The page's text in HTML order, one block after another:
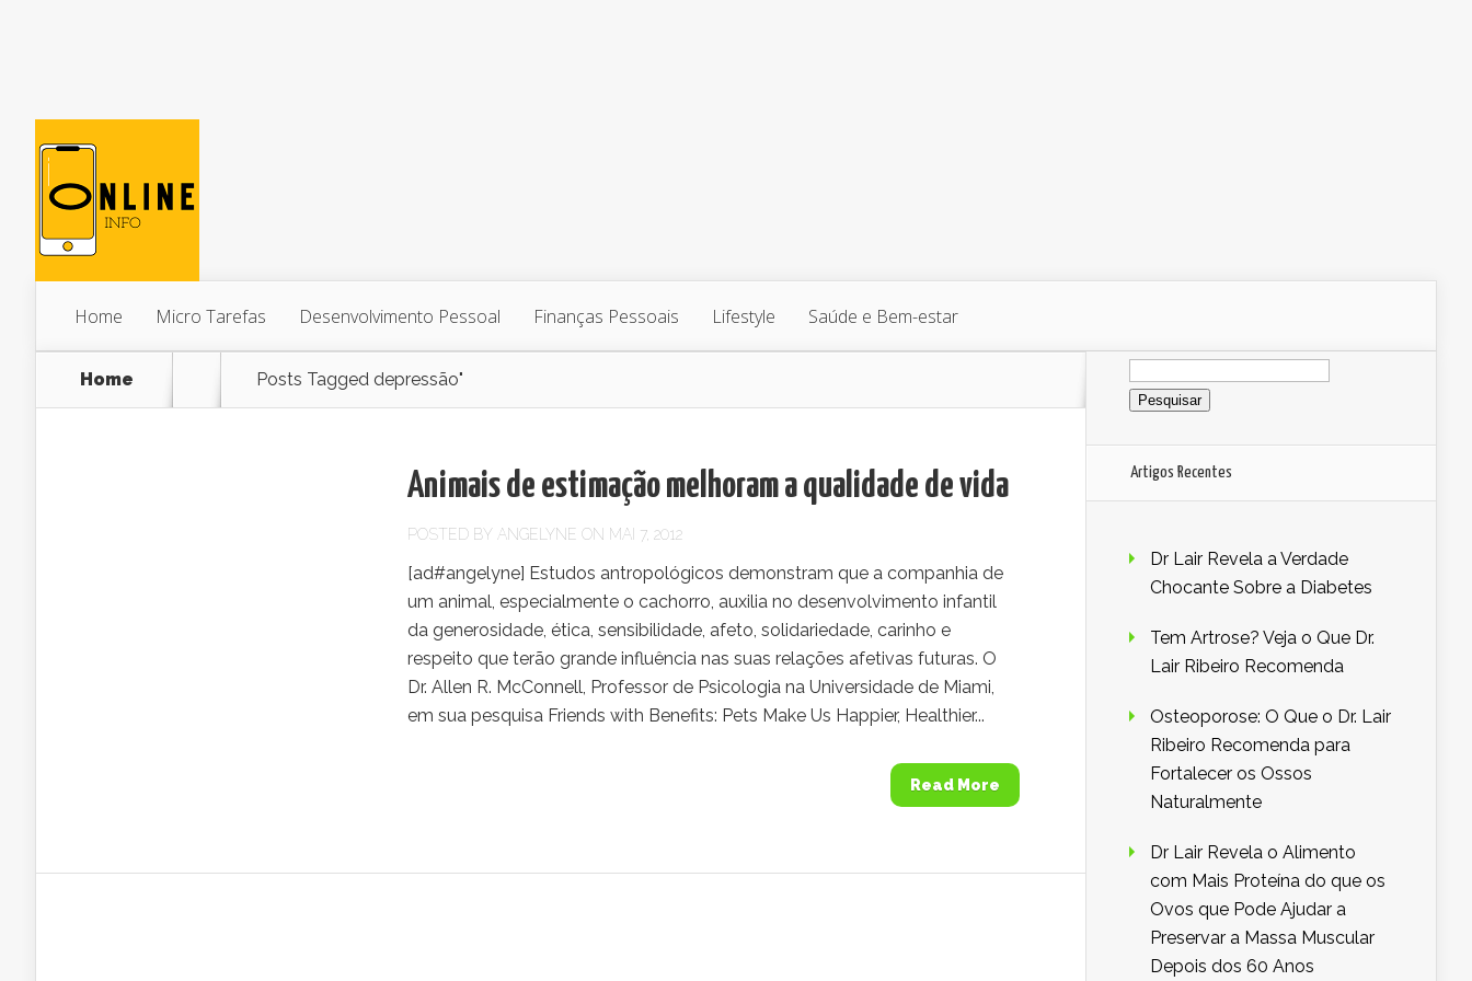
Home Micro Tarefas Desenvolvimento Pessoal Finanças Pessoais Lifestyle Saúde e Bem-estar
Home Posts Tagged depressão"
Animais de estimação melhoram a qualidade de vida
POSTED BY ANGELYNE ON MAI 7, 2012
[ad#angelyne] Estudos antropológicos demonstram que a companhia de
um animal, especialmente o cachorro, auxilia no desenvolvimento infantil
da generosidade, ética, sensibilidade, afeto, solidariedade, carinho e
respeito que terão grande influência nas suas relações afetivas futuras. O
Dr. Allen R. McConnell, Professor de Psicologia na Universidade de Miami,
em sua pesquisa Friends with Benefits: Pets Make Us Happier, Healthier...
Read More
Pesquisar
por:
Artigos Recentes
Dr Lair Revela a Verdade
Chocante Sobre a Diabetes
Tem Artrose? Veja o Que Dr.
Lair Ribeiro Recomenda
Osteoporose: O Que o Dr. Lair
Ribeiro Recomenda para
Fortalecer os Ossos
Naturalmente
Dr Lair Revela o Alimento
com Mais Proteína do que os
Ovos que Pode Ajudar a
Preservar a Massa Muscular
Depois dos 60 Anos